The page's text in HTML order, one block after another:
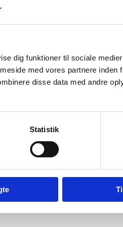
dig funktioner til sociale
med vores partnere inden
disse data med andre
Statistik
til voksne som for
Sunday egner sig specielt
Se vores
på
uden brug af mulesing.